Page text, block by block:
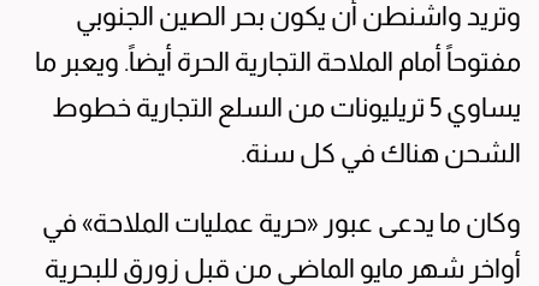
وتريد واشنطن أن يكون بحر الصين الجنوبي
مفتوحاً أمام الملاحة التجارية الحرة أيضاً. ويعبر ما
يساوي 5 تريليونات من السلع التجارية خطوط
الشحن هناك في كل سنة.
وكان ما يدعى عبور «حرية عمليات الملاحة» في
أواخر شهر مايو الماضي من قبل زورق للبحرية